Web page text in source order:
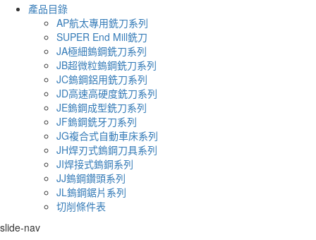
產品目錄
AP航太專用銑刀系列
SUPER End Mill銑刀
JA極細鎢鋼銑刀系列
JB超微粒鎢鋼銑刀系列
JC鎢鋼鋁用銑刀系列
JD高速高硬度銑刀系列
JE鎢鋼成型銑刀系列
JF鎢鋼銑牙刀系列
JG複合式自動車床系列
JH焊刃式鎢鋼刀具系列
JI焊接式鎢鋼系列
JJ鎢鋼鑽頭系列
JL鎢鋼鋸片系列
切削條件表
slide-nav